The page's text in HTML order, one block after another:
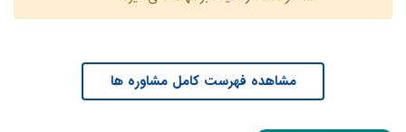
مشاهده فهرست کامل مشاوره ها